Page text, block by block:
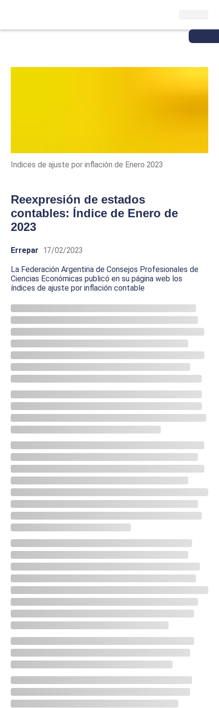
Indices de ajuste por inflación de Enero 2023
Reexpresión de estados
contables: Índice de Enero de
2023
Errepar 17/02/2023
La Federación Argentina de Consejos Profesionales de
Ciencias Económicas publicó en su página web los
índices de ajuste por inflación contable